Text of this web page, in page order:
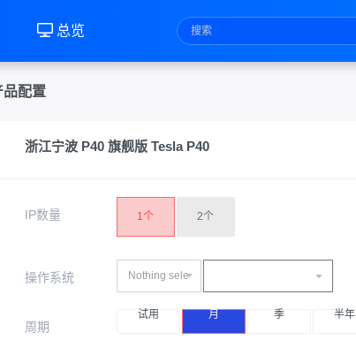
总览
品配置
浙江宁波 P40 旗舰版 Tesla P40
IP数量 1个 2个
操作系统 Nothing selected
周期
试用 月 季 半年